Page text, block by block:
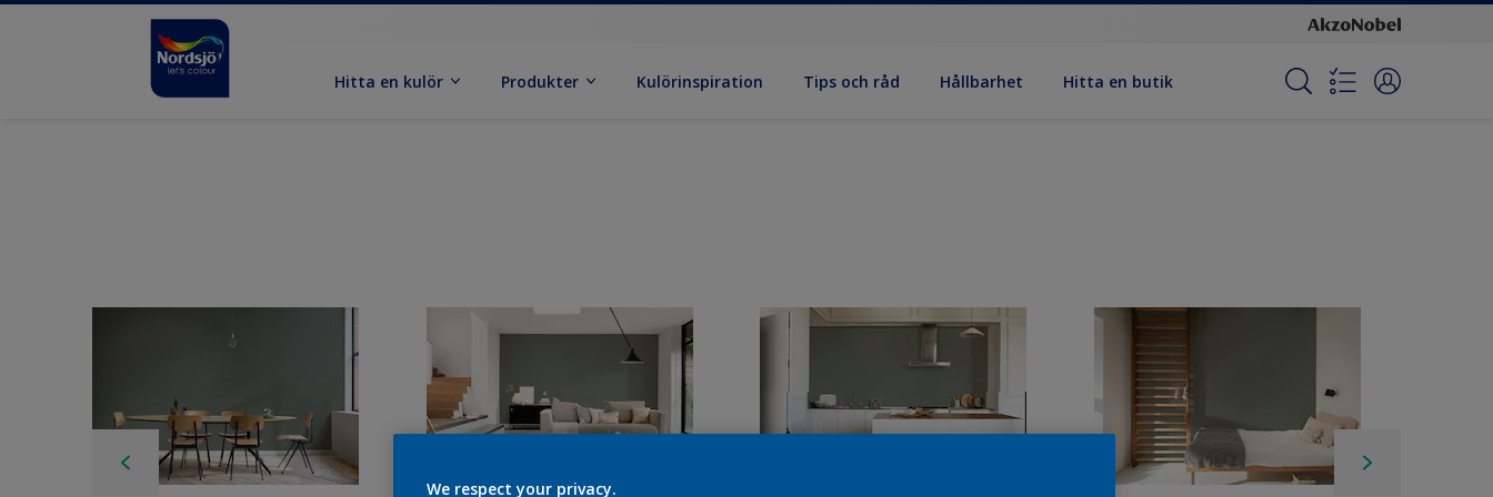
Hitta en kulör Produkter Kulörinspiration Tips och råd Hållbarhet Hitta en butik
We respect your privacy.